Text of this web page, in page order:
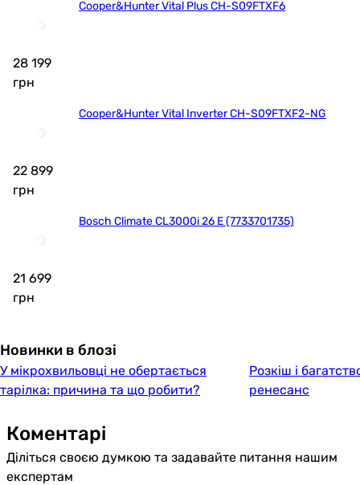
Cooper&Hunter Vital Plus CH-S09FTXF6
28 199
грн
Cooper&Hunter Vital Inverter CH-S09FTXF2-NG
22 899
грн
Bosch Climate CL3000i 26 E (7733701735)
21 699
грн
Новинки в блозі
У мікрохвильовці не обертається
тарілка: причина та що робити?
Розкіш і
ренесанс
Коментарі
Діліться своєю думкою та задавайте питання нашим
експертам